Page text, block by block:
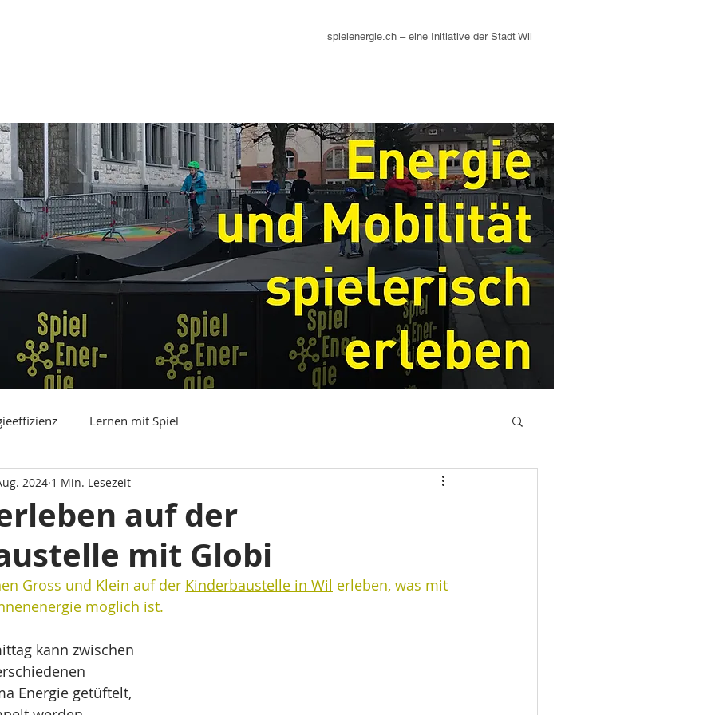
spielenergie.ch – eine Initiative der Stadt Wil
Lernen mit Spiel
auf der
mit Globi
2024 1 Min. Lesezeit
Gross und Klein auf der Kinderbaustelle in Wil erleben, was mit
möglich ist.
kann zwischen
Energie getüftelt,